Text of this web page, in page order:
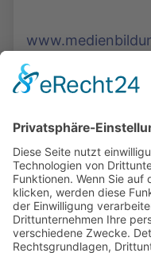
Podcasts, Themen
Entdecken Sie
und Demokratie -
verfügbar.